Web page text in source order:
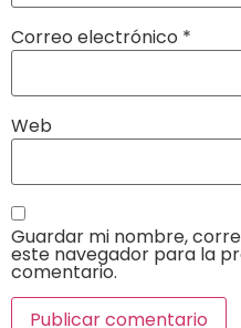
Correo electrónico *
Web
Guardar mi nombre,
este navegador para la
comentario.